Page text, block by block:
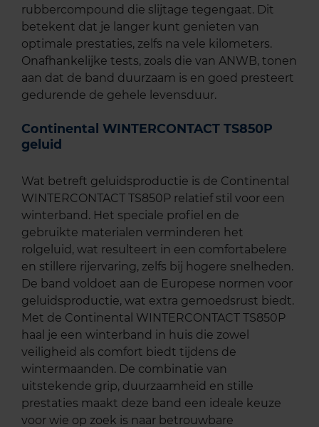
rubbercompound die slijtage tegengaat. Dit
betekent dat je langer kunt genieten van
optimale prestaties, zelfs na vele kilometers.
Onafhankelijke tests, zoals die van ANWB, tonen
aan dat de band duurzaam is en goed presteert
gedurende de gehele levensduur.
Continental WINTERCONTACT TS850P
geluid
Wat betreft geluidsproductie is de Continental
WINTERCONTACT TS850P relatief stil voor een
winterband. Het speciale profiel en de
gebruikte materialen verminderen het
rolgeluid, wat resulteert in een comfortabelere
en stillere rijervaring, zelfs bij hogere snelheden.
De band voldoet aan de Europese normen voor
geluidsproductie, wat extra gemoedsrust biedt.
Met de Continental WINTERCONTACT TS850P
haal je een winterband in huis die zowel
veiligheid als comfort biedt tijdens de
wintermaanden. De combinatie van
uitstekende grip, duurzaamheid en stille
prestaties maakt deze band een ideale keuze
voor wie op zoek is naar betrouwbare